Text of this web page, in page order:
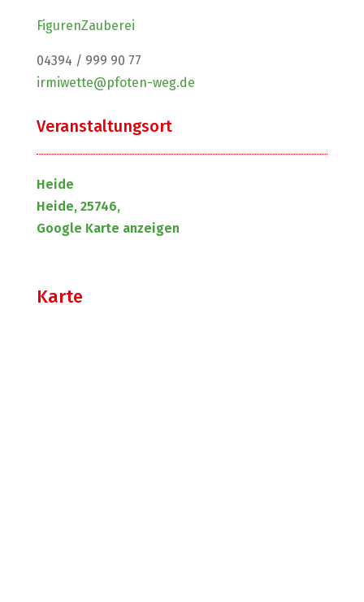
FigurenZauberei
04394 / 999 90 77
irmiwette@pfoten-weg.de
Veranstaltungsort
Heide
Heide, 25746,
Google Karte anzeigen
Karte